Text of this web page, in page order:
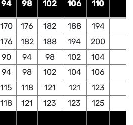
94 98 102 106 110
170 176 182 188
194
176 182 188 194 200
90 94 98 102
104
94 98 102 104 106
115 118 121 121
123
118 121 123 123
125